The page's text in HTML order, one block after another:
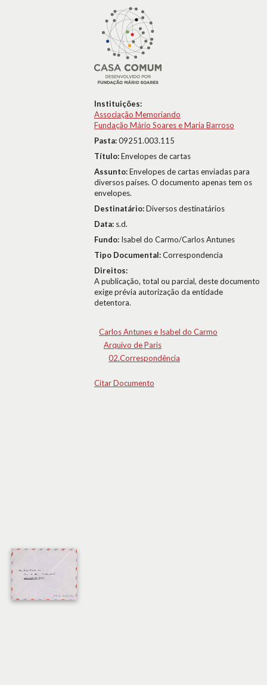
Instituições:
Associação Memoriando
Fundação Mário Soares e Maria Barroso
Pasta:09251.003.115
Título:Envelopes de cartas
Assunto:Envelopes de cartas enviadas para
diversos países. O documento apenas tem os
envelopes.
Destinatário:Diversos destinatários
Data: s.d.
Fundo: Isabel do Carmo/Carlos Antunes
Tipo Documental:Correspondencia
Direitos:
A publicação, total ou parcial, deste documento
exige prévia autorização da entidade
detentora.
Carlos Antunes e Isabel do Carmo
Arquivo de Paris
02.Correspondência
Citar Documento